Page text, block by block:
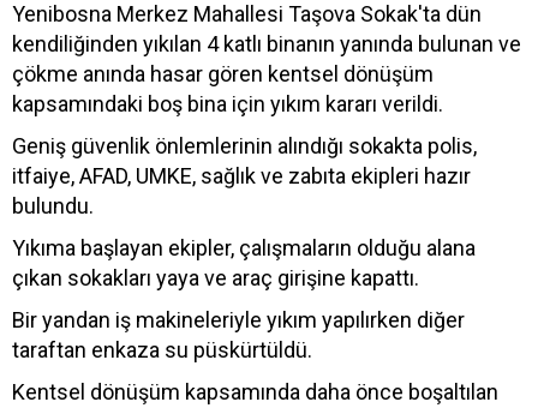
Yenibosna Merkez Mahallesi Taşova Sokak'ta dün
kendiliğinden yıkılan 4 katlı binanın yanında bulunan ve
çökme anında hasar gören kentsel dönüşüm
kapsamındaki boş bina için yıkım kararı verildi.
Geniş güvenlik önlemlerinin alındığı sokakta polis,
itfaiye, AFAD, UMKE, sağlık ve zabıta ekipleri hazır
bulundu.
Yıkıma başlayan ekipler, çalışmaların olduğu alana
çıkan sokakları yaya ve araç girişine kapattı.
Bir yandan iş makineleriyle yıkım yapılırken diğer
taraftan enkaza su püskürtüldü.
Kentsel dönüşüm kapsamında daha önce boşaltılan